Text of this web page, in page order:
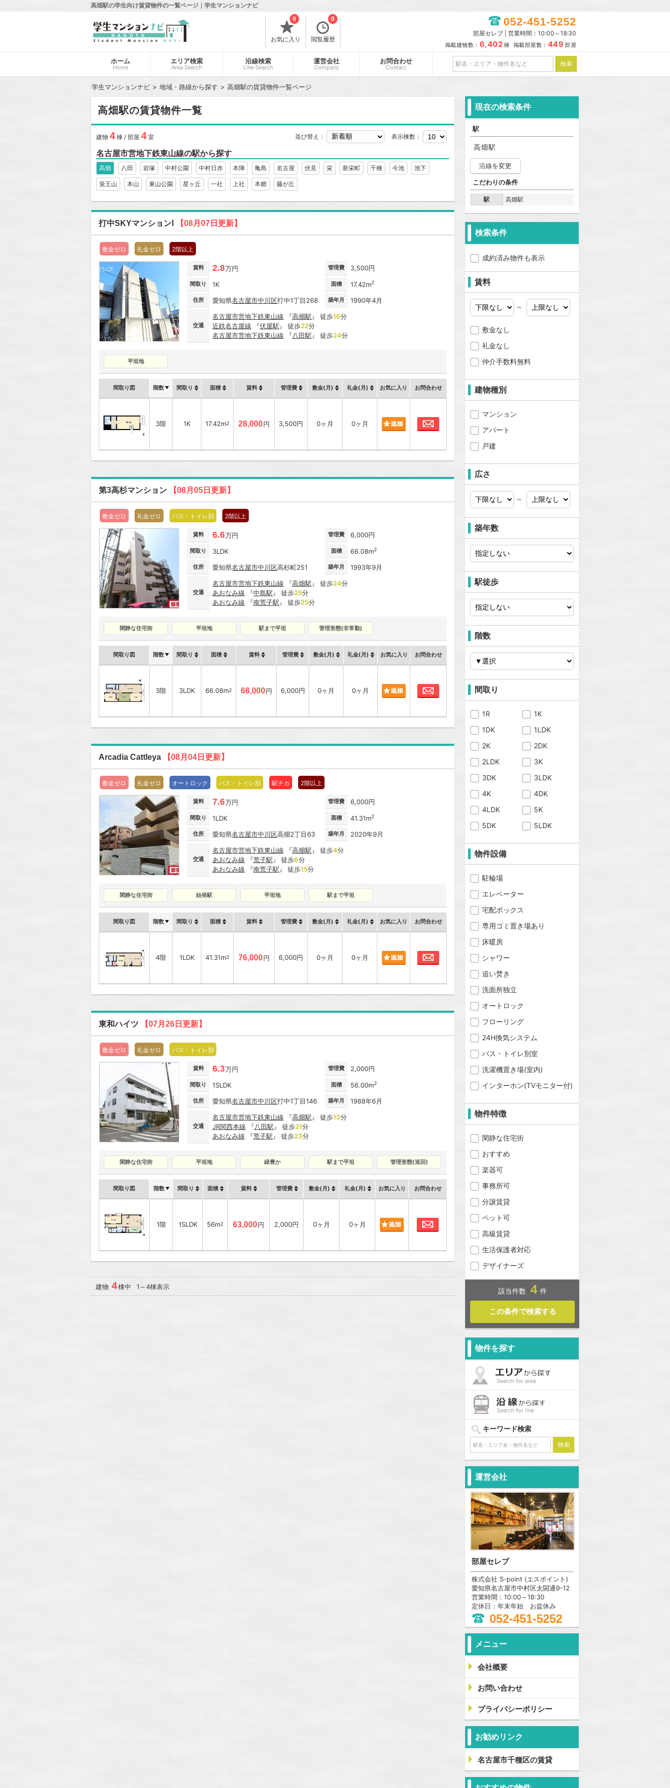
高畑駅の学生向け賃貸物件の一覧ページ｜学生マンションナビ
お気に入り
0
閲覧履歴
0 052-451-5252
部屋セレブ | 営業時間：10:00～18:30
掲載建物数： 6,402 棟 掲載部屋数： 449 部屋
ホーム
Home
エリア検索
Area Search
沿線検索
Line Search
運営会社
Company
お問合わせ
Contact
学生マンションナビ 地域・路線から探す 高畑駅の賃貸物件一覧ページ
高畑駅の賃貸物件一覧
建物 4 棟 / 部屋 4 室 並び替え：
名古屋市営地下鉄東山線の駅から探す
高畑 八田 岩塚 中村公園 中村日赤 本陣 亀島 名古屋 伏見 栄 新栄町 千種 今池 池下
覚王山 本山 東山公園 星ヶ丘 一社 上社 本郷 藤が丘
表示棟数：
打中SKYマンションⅠ 【08月07日更新】
敷金ゼロ 礼金ゼロ 2階以上
賃料 2.8万円 管理費 3,500円
間取り 1K 面積 17.42m2
住所 愛知県名古屋市中川区打中1丁目268 築年月 1990年4月
交通
名古屋市営地下鉄東山線 『高畑駅 』 徒歩16分
近鉄名古屋線 『伏屋駅 』 徒歩22分
名古屋市営地下鉄東山線 『八田駅 』 徒歩24分
平坦地
間取り図 階数 間取り 面積 賃料 管理費 敷金(月) 礼金(月) お気に入り お問合わせ
3階 1K 17.42m2 28,000円 3,500円 0ヶ月 0ヶ月 お問合わせ
第3高杉マンション 【08月05日更新】
敷金ゼロ 礼金ゼロ バス・トイレ別 2階以上
賃料 6.6万円 管理費 6,000円
間取り 3LDK 面積 66.08m2
住所 愛知県名古屋市中川区高杉町251 築年月 1993年9月
交通
名古屋市営地下鉄東山線 『高畑駅 』 徒歩24分
あおなみ線 『中島駅 』 徒歩25分
あおなみ線 『南荒子駅 』 徒歩25分
閑静な住宅街 平坦地 駅まで平坦 管理形態(非常勤)
間取り図 階数 間取り 面積 賃料 管理費 敷金(月) 礼金(月) お気に入り お問合わせ
3階 3LDK 66.08m2 66,000円 6,000円 0ヶ月 0ヶ月 お問合わせ
Arcadia Cattleya 【08月04日更新】
敷金ゼロ 礼金ゼロ オートロック バス・トイレ別 駅チカ 2階以上
賃料 7.6万円 管理費 6,000円
間取り 1LDK 面積 41.31m2
住所 愛知県名古屋市中川区高畑2丁目63 築年月 2020年9月
交通
名古屋市営地下鉄東山線 『高畑駅 』 徒歩4分
あおなみ線 『荒子駅 』 徒歩6分
あおなみ線 『南荒子駅 』 徒歩15分
閑静な住宅街 始発駅 平坦地 駅まで平坦
間取り図 階数 間取り 面積 賃料 管理費 敷金(月) 礼金(月) お気に入り お問合わせ
4階 1LDK 41.31m2 76,000円 6,000円 0ヶ月 0ヶ月 お問合わせ
東和ハイツ 【07月26日更新】
敷金ゼロ 礼金ゼロ バス・トイレ別
賃料 6.3万円 管理費 2,000円
間取り 1SLDK 面積 56.00m2
住所 愛知県名古屋市中川区打中1丁目146 築年月 1988年6月
交通
名古屋市営地下鉄東山線 『高畑駅 』 徒歩13分
JR関西本線 『八田駅 』 徒歩21分
あおなみ線 『荒子駅 』 徒歩23分
閑静な住宅街 平坦地 緑豊か 駅まで平坦 管理形態(巡回)
間取り図 階数 間取り 面積 賃料 管理費 敷金(月) 礼金(月) お気に入り お問合わせ
1階 1SLDK 56m2 63,000円 2,000円 0ヶ月 0ヶ月 お問合わせ
建物 4棟中 1～4棟表示
現在の検索条件
駅
高畑駅
沿線を変更
こだわりの条件
駅 高畑駅
検索条件
成約済み物件も表示
賃料
～
敷金なし
礼金なし
仲介手数料無料
建物種別
マンション
アパート
戸建
広さ
～
築年数
駅徒歩
階数
間取り
1R
1K
1DK
1LDK
2K
2DK
2LDK
3K
3DK
3LDK
4K
4DK
4LDK
5K
5DK
5LDK
物件設備
駐輪場
エレベーター
宅配ボックス
専用ゴミ置き場あり
床暖房
シャワー
追い焚き
洗面所独立
オートロック
フローリング
24H換気システム
バス・トイレ別室
洗濯機置き場(室内)
インターホン(TVモニター付)
物件特徴
閑静な住宅街
おすすめ
楽器可
事務所可
分譲賃貸
ペット可
高級賃貸
生活保護者対応
デザイナーズ
該当件数 4 件
物件を探す
Search for area
Search for line
キーワード検索
運営会社
部屋セレブ
株式会社 S-point (エスポイント)
愛知県名古屋市中村区太閤通9-12
営業時間：10:00～18:30
定休日：年末年始 お盆休み
052-451-5252
メニュー
会社概要
お問い合わせ
プライバシーポリシー
お勧めリンク
名古屋市千種区の賃貸